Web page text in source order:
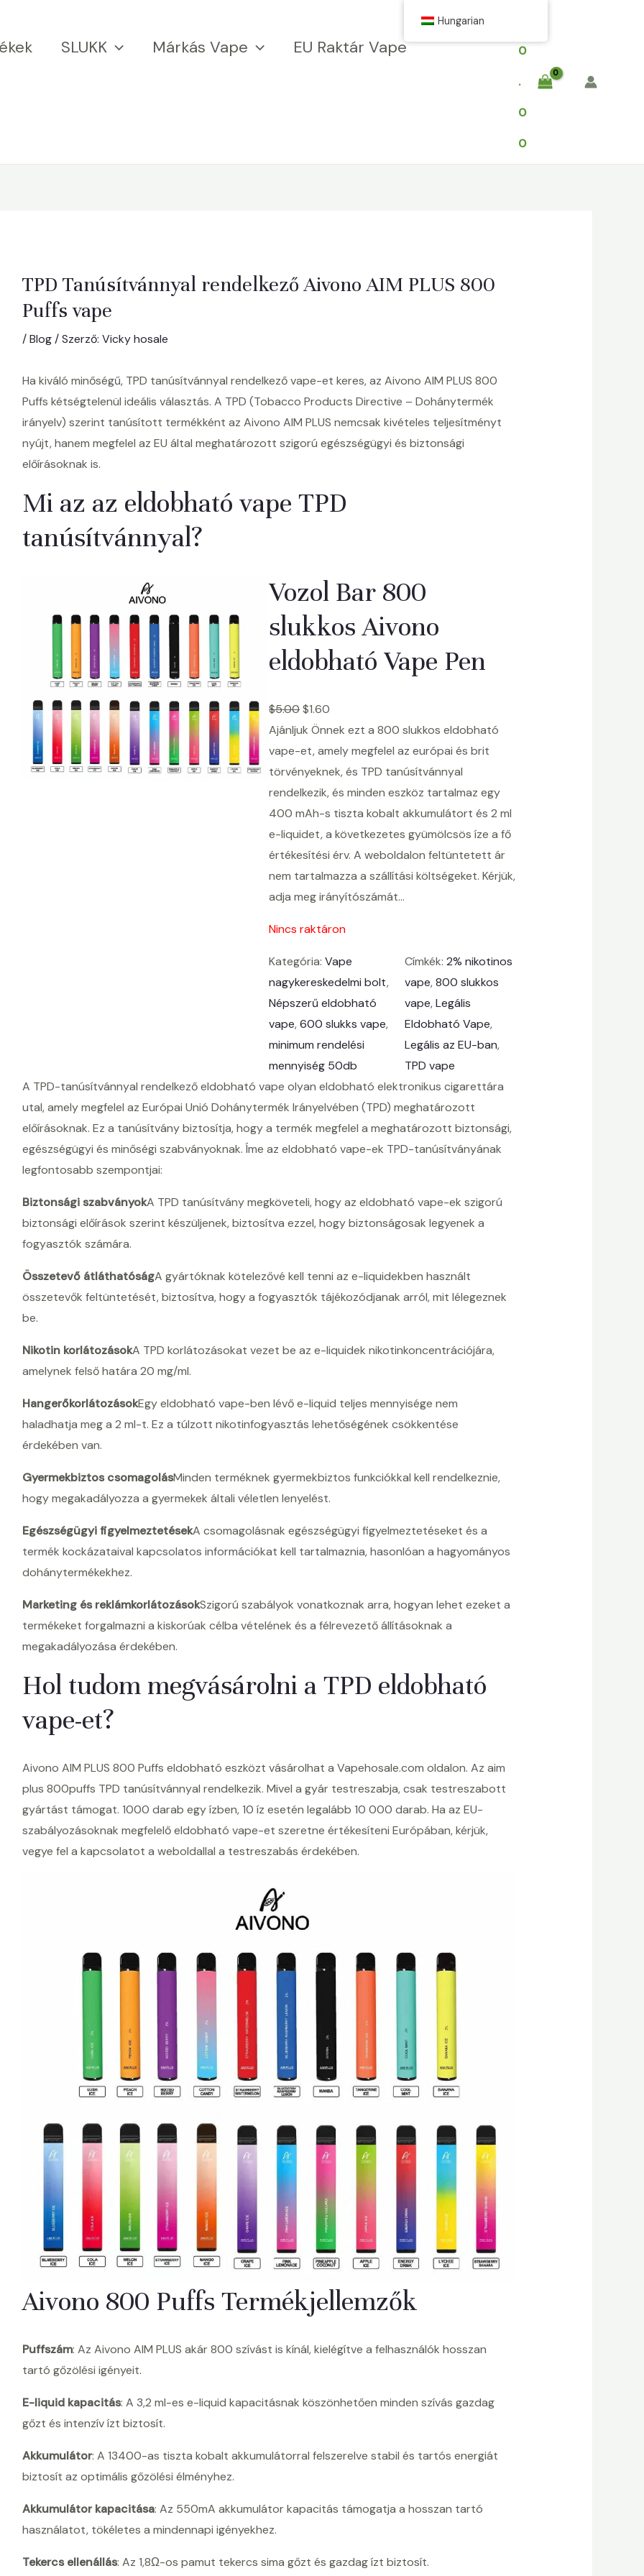
SLUKK Márkás Vape EU Raktár Vape 0
.
0
0
TPD Tanúsítvánnyal rendelkező Aivono AIM PLUS 800
Puffs vape
/Blog/ Szerző: Vicky hosale
Ha kiváló minőségű, TPD tanúsítvánnyal rendelkező vape-et keres, az Aivono AIM PLUS 800
Puffs kétségtelenül ideális választás. A TPD (Tobacco Products Directive – Dohánytermék
irányelv) szerint tanúsított termékként az Aivono AIM PLUS nemcsak kivételes teljesítményt
nyújt, hanem megfelel az EU által meghatározott szigorú egészségügyi és biztonsági
előírásoknak is.
Mi az az eldobható vape TPD
tanúsítvánnyal?
Vozol Bar 800
slukkos Aivono
eldobható Vape Pen
$5.00$1.60
Ajánljuk Önnek ezt a 800 slukkos eldobható
vape-et, amely megfelel az európai és brit
törvényeknek, és TPD tanúsítvánnyal
rendelkezik, és minden eszköz tartalmaz egy
400 mAh-s tiszta kobalt akkumulátort és 2 ml
e-liquidet, a következetes gyümölcsös íze a fő
értékesítési érv. A weboldalon feltüntetett ár
nem tartalmazza a szállítási költségeket. Kérjük,
adja meg irányítószámát…
Nincs raktáron
Kategória: Vape
nagykereskedelmi bolt
Népszerű eldobható
vape, 600 slukks vape
minimum rendelési
mennyiség 50db
Címkék: 2% nikotinos
vape, 800 slukkos
vape, Legális
Eldobható Vape,
Legális az EU-ban,
TPD vape
A TPD-tanúsítvánnyal rendelkező eldobható vape olyan eldobható elektronikus cigarettára
utal, amely megfelel az Európai Unió Dohánytermék Irányelvében (TPD) meghatározott
előírásoknak. Ez a tanúsítvány biztosítja, hogy a termék megfelel a meghatározott biztonsági,
egészségügyi és minőségi szabványoknak. Íme az eldobható vape-ek TPD-tanúsítványának
legfontosabb szempontjai:
Biztonsági szabványokA TPD tanúsítvány megköveteli, hogy az eldobható vape-ek szigorú
biztonsági előírások szerint készüljenek, biztosítva ezzel, hogy biztonságosak legyenek a
fogyasztók számára.
Összetevő átláthatóságA gyártóknak kötelezővé kell tenni az e-liquidekben használt
összetevők feltüntetését, biztosítva, hogy a fogyasztók tájékozódjanak arról, mit lélegeznek
be.
Nikotin korlátozásokA TPD korlátozásokat vezet be az e-liquidek nikotinkoncentrációjára,
amelynek felső határa 20 mg/ml.
HangerőkorlátozásokEgy eldobható vape-ben lévő e-liquid teljes mennyisége nem
haladhatja meg a 2 ml-t. Ez a túlzott nikotinfogyasztás lehetőségének csökkentése
érdekében van.
Gyermekbiztos csomagolásMinden terméknek gyermekbiztos funkciókkal kell rendelkeznie,
hogy megakadályozza a gyermekek általi véletlen lenyelést.
Egészségügyi figyelmeztetésekA csomagolásnak egészségügyi figyelmeztetéseket és a
termék kockázataival kapcsolatos információkat kell tartalmaznia, hasonlóan a hagyományos
dohánytermékekhez.
Marketing és reklámkorlátozásokSzigorú szabályok vonatkoznak arra, hogyan lehet ezeket a
termékeket forgalmazni a kiskorúak célba vételének és a félrevezető állításoknak a
megakadályozása érdekében.
Hol tudom megvásárolni a TPD eldobható
vape-et?
Aivono AIM PLUS 800 Puffs eldobható eszközt vásárolhat a Vapehosale.com oldalon. Az aim
plus 800puffs TPD tanúsítvánnyal rendelkezik. Mivel a gyár testreszabja, csak testreszabott
gyártást támogat. 1000 darab egy ízben, 10 íz esetén legalább 10 000 darab. Ha az EU-
szabályozásoknak megfelelő eldobható vape-et szeretne értékesíteni Európában, kérjük,
vegye fel a kapcsolatot a weboldallal a testreszabás érdekében.
Aivono 800 Puffs Termékjellemzők
Puffszám: Az Aivono AIM PLUS akár 800 szívást is kínál, kielégítve a felhasználók hosszan
tartó gőzölési igényeit.
E-liquid kapacitás: A 3,2 ml-es e-liquid kapacitásnak köszönhetően minden szívás gazdag
gőzt és intenzív ízt biztosít.
Akkumulátor: A 13400-as tiszta kobalt akkumulátorral felszerelve stabil és tartós energiát
biztosít az optimális gőzölési élményhez.
Akkumulátor kapacitása: Az 550mA akkumulátor kapacitás támogatja a hosszan tartó
használatot, tökéletes a mindennapi igényekhez.
Tekercs ellenállás: Az 1,8Ω-os pamut tekercs sima gőzt és gazdag ízt biztosít.
Hungarian